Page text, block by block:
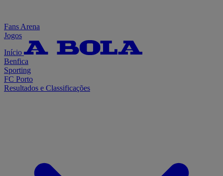
Fans Arena
Jogos
Início
Benfica
Sporting
FC Porto
Resultados e Classificações